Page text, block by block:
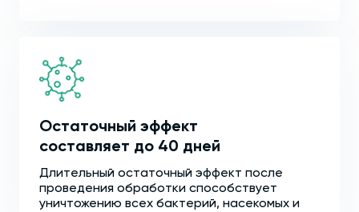
Остаточный эффект
составляет до 40 дней
Длительный остаточный эффект после
проведения обработки способствует
уничтожению всех бактерий, насекомых и